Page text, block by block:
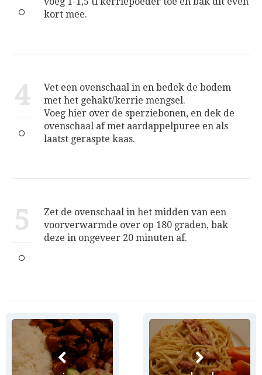
kort mee.
4
Vet een ovenschaal in en bedek de bodem
met het gehakt/kerrie mengsel.
Voeg hier over de sperziebonen, en dek de
ovenschaal af met aardappelpuree en als
laatst geraspte kaas.
5
Zet de ovenschaal in het midden van een
voorverwarmde over op 180 graden, bak
deze in ongeveer 20 minuten af.